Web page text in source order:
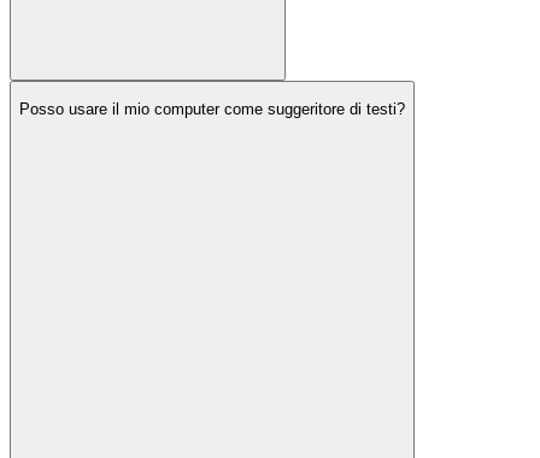
Posso usare il mio computer come suggeritore di testi?